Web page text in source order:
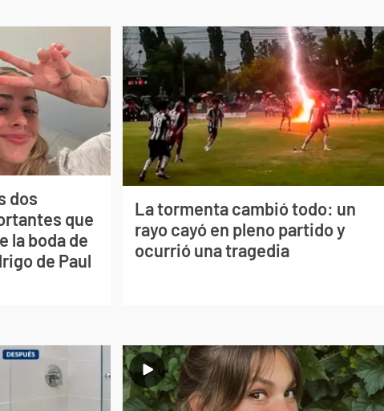
dos
que
la boda de
de Paul
La tormenta cambió todo: un
rayo cayó en pleno partido y
ocurrió una tragedia